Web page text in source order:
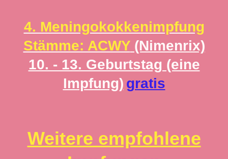
4. Meningokokkenimpfung
Stämme: ACWY(Nimenrix)
10. - 13. Geburtstag (eine
Impfung) gratis
Weitere empfohlene